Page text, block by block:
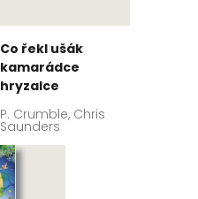
Co řekl ušák
kamarádce
hryzalce
P. Crumble, Chris
Saunders